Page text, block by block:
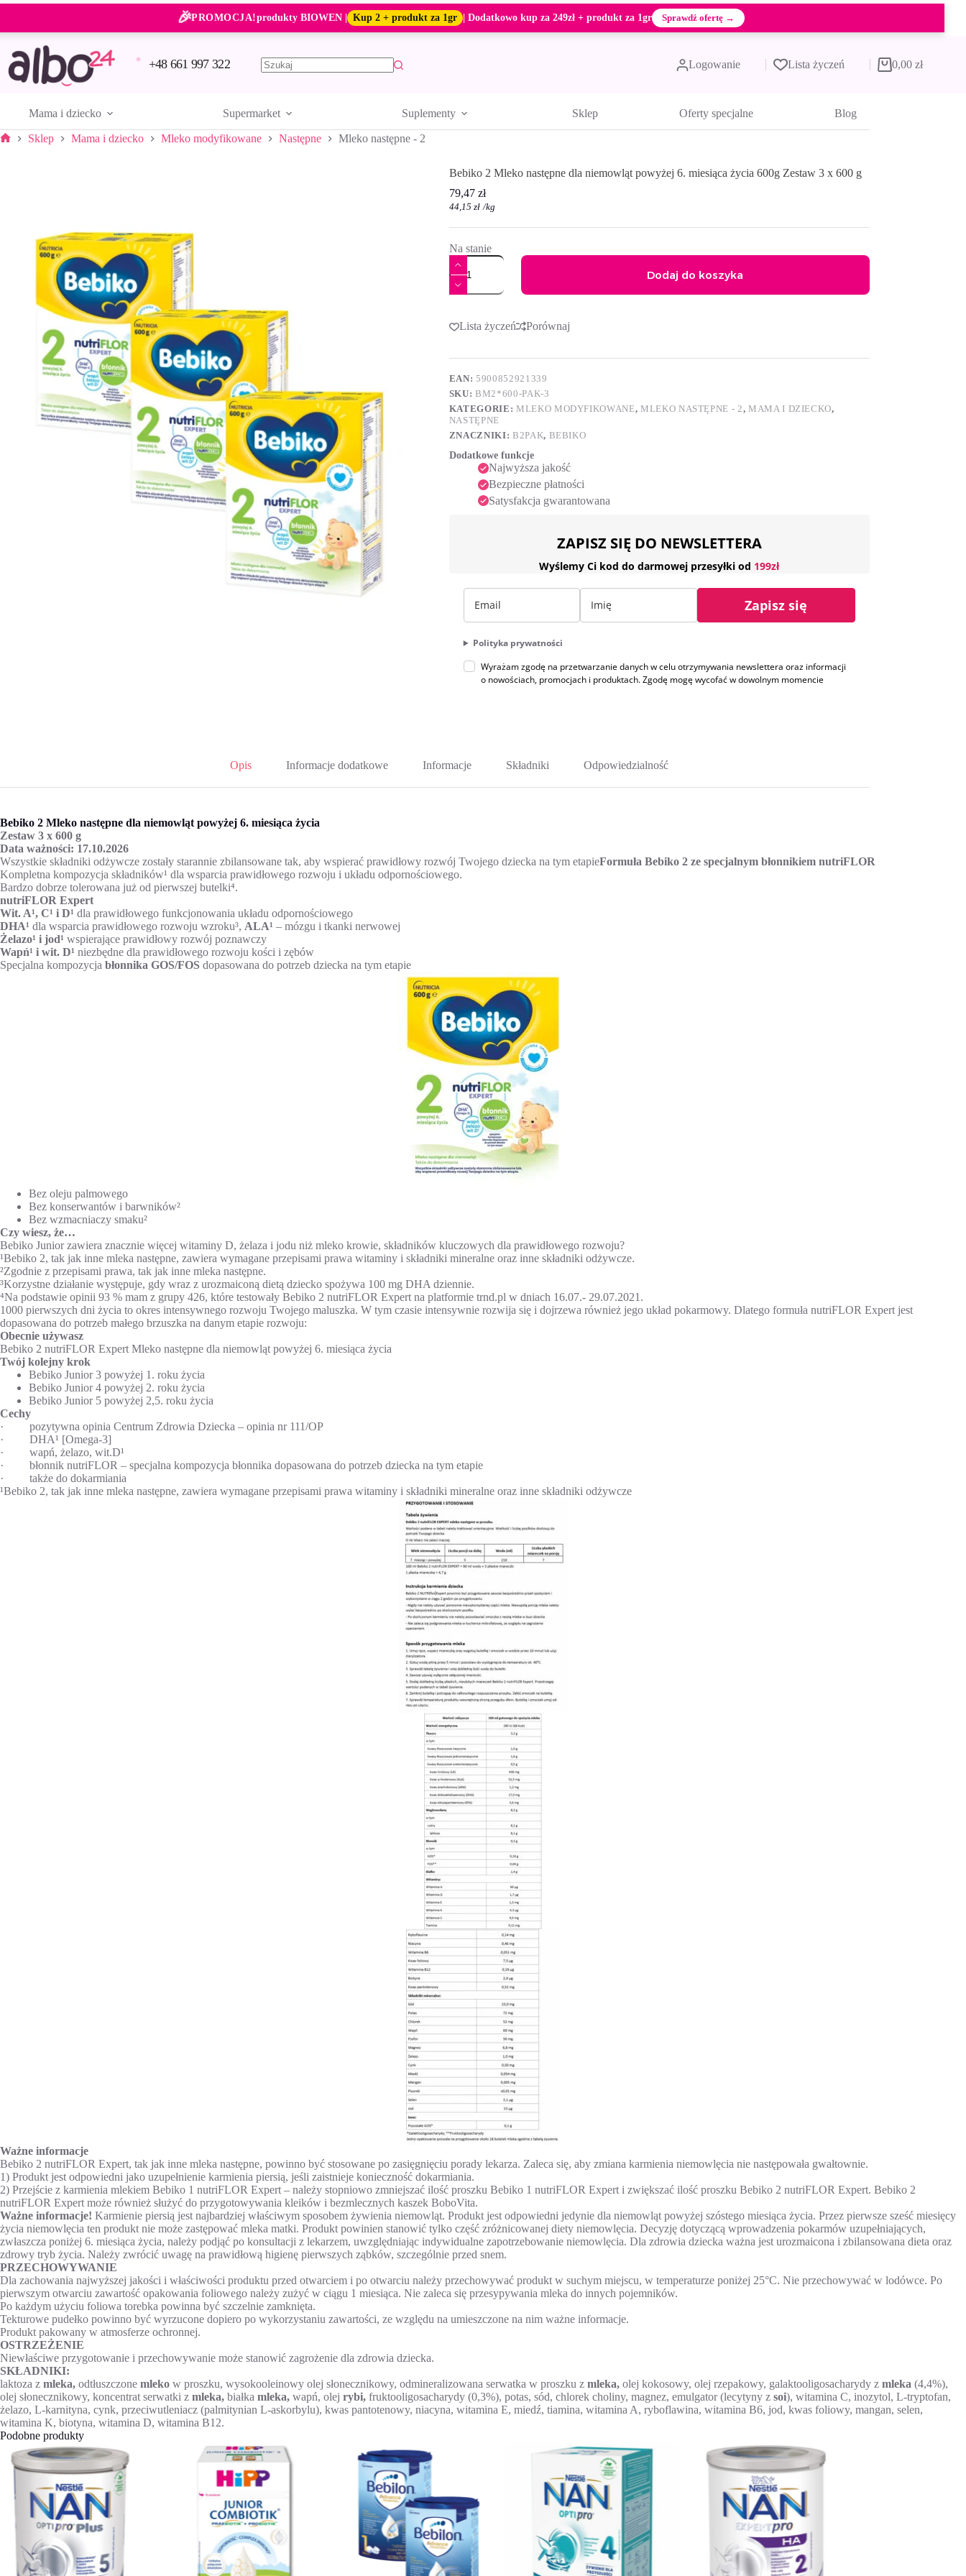
Przejdź
treści
🎉PROMOCJA!produkty BIOWEN | Kup 2 + produkt za 1gr | Dodatkowo kup za 249zł + produkt za 1gr Sprawdź ofertę →
+48 661 997 322 Logowanie Lista życzeń Koszyk
0,00 zł
Mama i dziecko Supermarket Suplementy Sklep Oferty specjalne Blog
Sklep Mama i dziecko Mleko modyfikowane Następne Mleko następne - 2
Bebiko 2 Mleko następne dla niemowląt powyżej 6. miesiąca życia 600g Zestaw 3 x 600 g
79,47 zł
44,15 zł /kg
Na stanie
ilość
Bebiko
Mleko
dla
niemowląt
6.
życia
600g
Zestaw
3
x
g
Dodaj do koszyka
t
a
t
i
v
e
Lista życzeń Porównaj
EAN:5900852921339
SKU:BM2*600-PAK-3
KATEGORIE: MLEKO MODYFIKOWANE, MLEKO NASTĘPNE - 2, MAMA I DZIECKO,
NASTĘPNE
ZNACZNIKI: B2PAK, BEBIKO
Dodatkowe funkcje
Najwyższa jakość
Bezpieczne płatności
Satysfakcja gwarantowana
ZAPISZ SIĘ DO NEWSLETTERA
Wyślemy Ci kod do darmowej przesyłki od 199zł
Zapisz się
Polityka prywatności
Wyrażam zgodę na przetwarzanie danych w celu otrzymywania newslettera oraz informacji
o nowościach, promocjach i produktach. Zgodę mogę wycofać w dowolnym momencie
Opis Informacje dodatkowe Informacje Składniki Odpowiedzialność
Bebiko 2 Mleko następne dla niemowląt powyżej 6. miesiąca życia
Zestaw 3 x 600 g
Data ważności: 17.10.2026
Wszystkie składniki odżywcze zostały starannie zbilansowane tak, aby wspierać prawidłowy rozwój Twojego dziecka na tym etapieFormuła Bebiko 2 ze specjalnym błonnikiem nutriFLOR
Kompletna kompozycja składników¹ dla wsparcia prawidłowego rozwoju i układu odpornościowego.
Bardzo dobrze tolerowana już od pierwszej butelki⁴.
nutriFLOR Expert
Wit. A¹, C¹ i D¹ dla prawidłowego funkcjonowania układu odpornościowego
DHA¹ dla wsparcia prawidłowego rozwoju wzroku³, ALA¹ – mózgu i tkanki nerwowej
Żelazo¹ i jod¹ wspierające prawidłowy rozwój poznawczy
Wapń¹ i wit. D¹ niezbędne dla prawidłowego rozwoju kości i zębów
Specjalna kompozycja błonnika GOS/FOS dopasowana do potrzeb dziecka na tym etapie
Bez oleju palmowego
Bez konserwantów i barwników²
Bez wzmacniaczy smaku²
Czy wiesz, że…
Bebiko Junior zawiera znacznie więcej witaminy D, żelaza i jodu niż mleko krowie, składników kluczowych dla prawidłowego rozwoju?
¹Bebiko 2, tak jak inne mleka następne, zawiera wymagane przepisami prawa witaminy i składniki mineralne oraz inne składniki odżywcze.
²Zgodnie z przepisami prawa, tak jak inne mleka następne.
³Korzystne działanie występuje, gdy wraz z urozmaiconą dietą dziecko spożywa 100 mg DHA dziennie.
⁴Na podstawie opinii 93 % mam z grupy 426, które testowały Bebiko 2 nutriFLOR Expert na platformie trnd.pl w dniach 16.07.- 29.07.2021.
1000 pierwszych dni życia to okres intensywnego rozwoju Twojego maluszka. W tym czasie intensywnie rozwija się i dojrzewa również jego układ pokarmowy. Dlatego formuła nutriFLOR Expert jest
dopasowana do potrzeb małego brzuszka na danym etapie rozwoju:
Obecnie używasz
Bebiko 2 nutriFLOR Expert Mleko następne dla niemowląt powyżej 6. miesiąca życia
Twój kolejny krok
Bebiko Junior 3 powyżej 1. roku życia
Bebiko Junior 4 powyżej 2. roku życia
Bebiko Junior 5 powyżej 2,5. roku życia
Cechy
· pozytywna opinia Centrum Zdrowia Dziecka – opinia nr 111/OP
· DHA¹ [Omega-3]
· wapń, żelazo, wit.D¹
· błonnik nutriFLOR – specjalna kompozycja błonnika dopasowana do potrzeb dziecka na tym etapie
· także do dokarmiania
¹Bebiko 2, tak jak inne mleka następne, zawiera wymagane przepisami prawa witaminy i składniki mineralne oraz inne składniki odżywcze
Ważne informacje
Bebiko 2 nutriFLOR Expert, tak jak inne mleka następne, powinno być stosowane po zasięgnięciu porady lekarza. Zaleca się, aby zmiana karmienia niemowlęcia nie następowała gwałtownie.
1) Produkt jest odpowiedni jako uzupełnienie karmienia piersią, jeśli zaistnieje konieczność dokarmiania.
2) Przejście z karmienia mlekiem Bebiko 1 nutriFLOR Expert – należy stopniowo zmniejszać ilość proszku Bebiko 1 nutriFLOR Expert i zwiększać ilość proszku Bebiko 2 nutriFLOR Expert. Bebiko 2
nutriFLOR Expert może również służyć do przygotowywania kleików i bezmlecznych kaszek BoboVita.
Ważne informacje! Karmienie piersią jest najbardziej właściwym sposobem żywienia niemowląt. Produkt jest odpowiedni jedynie dla niemowląt powyżej szóstego miesiąca życia. Przez pierwsze sześć miesięcy
życia niemowlęcia ten produkt nie może zastępować mleka matki. Produkt powinien stanowić tylko część zróżnicowanej diety niemowlęcia. Decyzję dotyczącą wprowadzenia pokarmów uzupełniających,
zwłaszcza poniżej 6. miesiąca życia, należy podjąć po konsultacji z lekarzem, uwzględniając indywidualne zapotrzebowanie niemowlęcia. Dla zdrowia dziecka ważna jest urozmaicona i zbilansowana dieta oraz
zdrowy tryb życia. Należy zwrócić uwagę na prawidłową higienę pierwszych ząbków, szczególnie przed snem.
PRZECHOWYWANIE
Dla zachowania najwyższej jakości i właściwości produktu przed otwarciem i po otwarciu należy przechowywać produkt w suchym miejscu, w temperaturze poniżej 25°C. Nie przechowywać w lodówce. Po
pierwszym otwarciu zawartość opakowania foliowego należy zużyć w ciągu 1 miesiąca. Nie zaleca się przesypywania mleka do innych pojemników.
Po każdym użyciu foliowa torebka powinna być szczelnie zamknięta.
Tekturowe pudełko powinno być wyrzucone dopiero po wykorzystaniu zawartości, ze względu na umieszczone na nim ważne informacje.
Produkt pakowany w atmosferze ochronnej.
OSTRZEŻENIE
Niewłaściwe przygotowanie i przechowywanie może stanowić zagrożenie dla zdrowia dziecka.
SKŁADNIKI:
laktoza z mleka, odtłuszczone mleko w proszku, wysokooleinowy olej słonecznikowy, odmineralizowana serwatka w proszku z mleka, olej kokosowy, olej rzepakowy, galaktooligosacharydy z mleka (4,4%),
olej słonecznikowy, koncentrat serwatki z mleka, białka mleka, wapń, olej rybi, fruktooligosacharydy (0,3%), potas, sód, chlorek choliny, magnez, emulgator (lecytyny z soi), witamina C, inozytol, L-tryptofan,
żelazo, L-karnityna, cynk, przeciwutleniacz (palmitynian L-askorbylu), kwas pantotenowy, niacyna, witamina E, miedź, tiamina, witamina A, ryboflawina, witamina B6, jod, kwas foliowy, mangan, selen,
witamina K, biotyna, witamina D, witamina B12.
Podobne produkty